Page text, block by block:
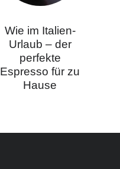
Wie im Italien-
Urlaub – der
perfekte
Espresso für zu
Hause